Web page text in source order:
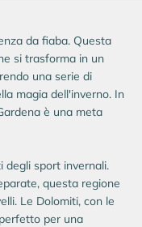
da fiaba. Questa
si trasforma in un
una serie di
magia dell'inverno. In
è una meta
degli sport invernali.
questa regione
Le Dolomiti, con le
per una